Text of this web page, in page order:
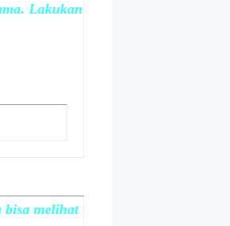
Lakukan
bisa melihat